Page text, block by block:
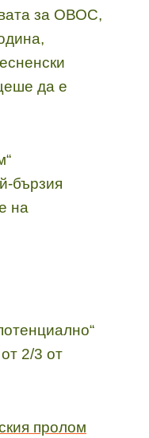
за ОВОС,
да е
бързия
на
2/3 от
пролом